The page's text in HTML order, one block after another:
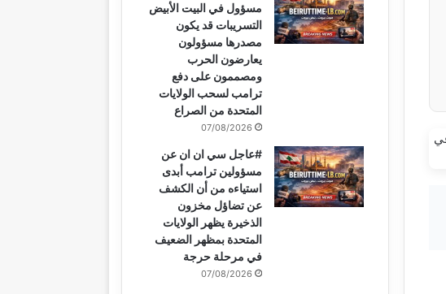
مسؤول في البيت الأبيض
التسريبات قد يكون
مصدرها مسؤولون
يعارضون الحرب
ومصممون على دفع
ترامب لسحب الولايات
المتحدة من الصراع
07/08/2026
#عاجل سي ان ان عن
مسؤولين ترامب أبدى
استياءه من أن الكشف
عن تضاؤل مخزون
الذخيرة يظهر الولايات
المتحدة بمظهر الضعيف
في مرحلة حرجة
07/08/2026